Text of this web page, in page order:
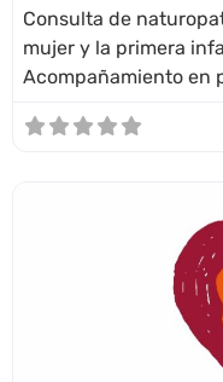
Consulta de
mujer y la primera
Acompañamiento en